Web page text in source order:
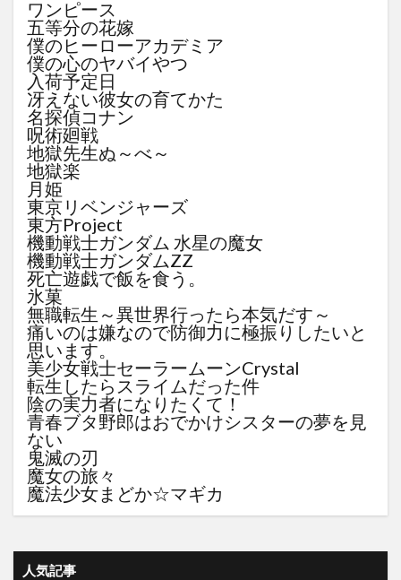
ワンピース
五等分の花嫁
僕のヒーローアカデミア
僕の心のヤバイやつ
入荷予定日
冴えない彼女の育てかた
名探偵コナン
呪術廻戦
地獄先生ぬ～べ～
地獄楽
月姫
東京リベンジャーズ
東方Project
機動戦士ガンダム 水星の魔女
機動戦士ガンダムZZ
死亡遊戯で飯を食う。
氷菓
無職転生～異世界行ったら本気だす～
痛いのは嫌なので防御力に極振りしたいと
思います。
美少女戦士セーラームーンCrystal
転生したらスライムだった件
陰の実力者になりたくて！
青春ブタ野郎はおでかけシスターの夢を見
ない
鬼滅の刃
魔女の旅々
魔法少女まどか☆マギカ
人気記事